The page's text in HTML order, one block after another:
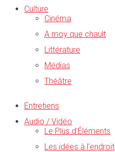
Culture
Cinéma
A moy que chault
Littérature
Médias
Théâtre
Entretiens
Audio / Vidéo
Le Plus d’Éléments
Les idées à l’endroit